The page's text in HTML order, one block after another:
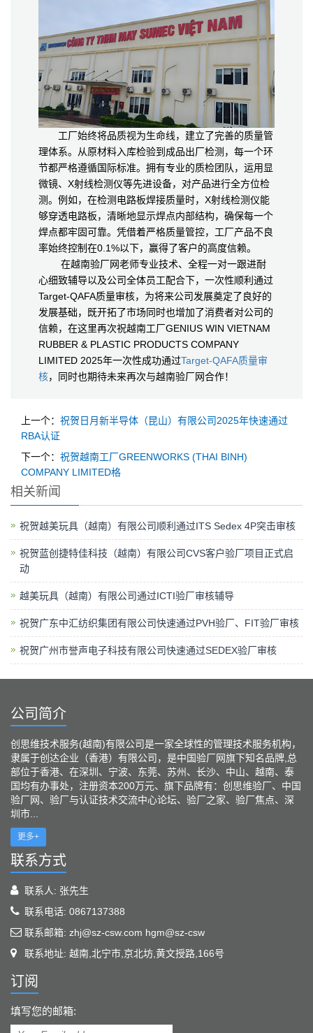
工厂始终将品质视为生命线，建立了完善的质量管
理体系。从原材料入库检验到成品出厂检测，每一个环
节都严格遵循国际标准。拥有专业的质检团队，运用显
微镜、X射线检测仪等先进设备，对产品进行全方位检
测。例如，在检测电路板焊接质量时，X射线检测仪能
够穿透电路板，清晰地显示焊点内部结构，确保每一个
焊点都牢固可靠。凭借着严格质量管控，工厂产品不良
率始终控制在0.1%以下，赢得了客户的高度信赖。
在越南验厂网老师专业技术、全程一对一跟进耐
心细致辅导以及公司全体员工配合下，一次性顺利通过
Target-QAFA质量审核，为将来公司发展奠定了良好的
发展基础，既开拓了市场同时也增加了消费者对公司的
信赖，在这里再次祝越南工厂GENIUS WIN VIETNAM
RUBBER & PLASTIC PRODUCTS COMPANY
LIMITED 2025年一次性成功通过Target-QAFA质量审
核，同时也期待未来再次与越南验厂网合作！
上一个： 祝贺日月新半导体（昆山）有限公司2025年快速通过
RBA认证
下一个： 祝贺越南工厂GREENWORKS (THAI BINH)
COMPANY LIMITED格
相关新闻
祝贺越美玩具（越南）有限公司顺利通过ITS Sedex 4P突击审核
祝贺蓝创捷特佳科技（越南）有限公司CVS客户验厂项目正式启
动
越美玩具（越南）有限公司通过ICTI验厂审核辅导
祝贺广东中汇纺织集团有限公司快速通过PVH验厂、FIT验厂审核
祝贺广州市誉声电子科技有限公司快速通过SEDEX验厂审核
公司简介
创思维技术服务(越南)有限公司是一家全球性的管理技术服务机构，
隶属于创达企业（香港）有限公司，是中国验厂网旗下知名品牌,总
部位于香港、在深圳、宁波、东莞、苏州、长沙、中山、越南、泰
国均有办事处，注册资本200万元、旗下品牌有：创思维验厂、中国
验厂网、验厂与认证技术交流中心论坛、验厂之家、验厂焦点、深
圳市...
更多+
联系方式
联系人: 张先生
联系电话: 0867137388
联系邮箱: zhj@sz-csw.com hgm@sz-csw
联系地址: 越南,北宁市,京北坊,黄文授路,166号
订阅
填写您的邮箱: